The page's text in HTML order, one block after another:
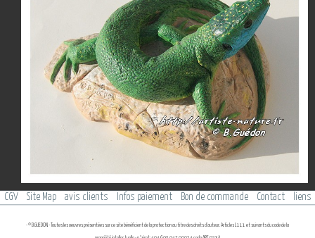
CGV Site Map avis clients Infos paiement Bon de commande Contact liens
- © B.GUEDON - Toutes les oeuvres présentées sur ce site bénéficient de la protection au titre des droits d'auteur. Articles L111 et suivants du code de la